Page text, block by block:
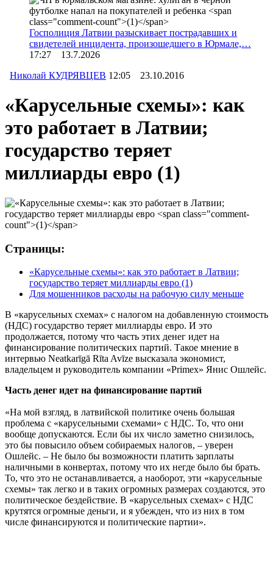
Госполиция Латвии разыскивает пострадавших и
свидетелей инцидента, произошедшего в Юрмале,…
17:27 13.7.2026
Николай КУДРЯВЦЕВ 12:05 23.10.2016
«Карусельные схемы»: как
это работает в Латвии;
государство теряет
миллиарды евро (1)
Страницы:
«Карусельные схемы»: как это работает в Латвии;
государство теряет миллиарды евро (1)
Для мошенников расходы на рабочую силу меньше
В «карусельных схемах» с налогом на добавленную стоимость
(НДС) государство теряет миллиарды евро. И это
продолжается, потому что часть этих денег идет на
финансирование политических партий. Такое мнение в
интервью Neatkarīgā Rīta Avīze высказала экономист,
владельцем и руководитель компании «Primex» Янис Ошлейс.
Часть денег идет на финансирование партий
«На мой взгляд, в латвийской политике очень большая
проблема с «карусельными схемами» с НДС. То, что они
вообще допускаются. Если бы их число заметно снизилось,
это бы повысило объем собираемых налогов, – уверен
Ошлейс. – Не было бы возможности платить зарплаты
наличными в конвертах, потому что их негде было бы брать.
То, что это не останавливается, а наоборот, эти «карусельные
схемы» так легко и в таких огромных размерах создаются, это
политическое бездействие. В «карусельных схемах» с НДС
крутятся огромные деньги, и я убежден, что из них в том
числе финансируются и политические партии».